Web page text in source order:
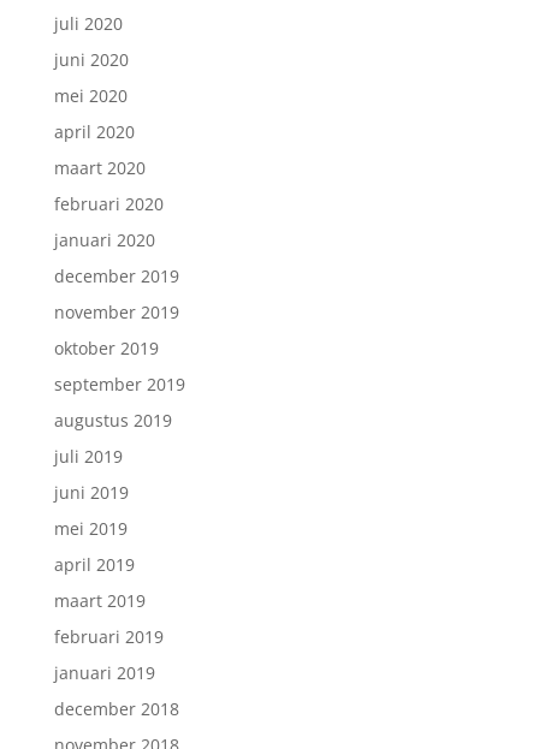
juli 2020
juni 2020
mei 2020
april 2020
maart 2020
februari 2020
januari 2020
december 2019
november 2019
oktober 2019
september 2019
augustus 2019
juli 2019
juni 2019
mei 2019
april 2019
maart 2019
februari 2019
januari 2019
december 2018